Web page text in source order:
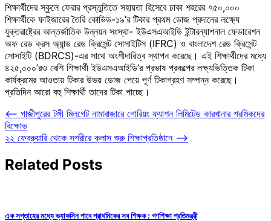
শিক্ষার্থীদের স্কুলে ফেরার প্রস্তুতিতে সহায়তা হিসেবে ঢাকা শহরের ৭৫০,০০০
শিক্ষার্থীকে ফাইজারের তৈরি কোভিড-১৯’র টিকার প্রথম ডোজ প্রদানের লক্ষ্যে
যুক্তরাষ্ট্রের আন্তর্জাতিক উন্নয়ন সংস্থা- ইউএসএআইডি ইন্টারন্যাশনাল ফেডারেশন
অফ রেড ক্রস অ্যান্ড রেড ক্রিসেন্ট সোসাইটিস (IFRC) ও বাংলাদেশ রেড ক্রিসেন্ট
সোসাইটি (BDRCS)-এর সাথে অংশীদারিত্ব স্থাপন করেছে। এই শিক্ষার্থীদের মধ্যে
৪২৫,০০০’রও বেশি শিক্ষার্থী ইউএসএআইডি’র প্রভাষ প্রকল্পের লক্ষ্যভিত্তিক টিকা
কার্যক্রমের আওতায় টিকার উভয় ডোজ পেয়ে পূর্ণ টিকাগ্রহণ সম্পন্ন করেছে।
প্রতিদিন আরো বহু শিক্ষার্থী তাদের টিকা পাচ্ছে।
Post
navigation
⟵ গাজীপুরের টঙ্গী মিলগেট নামাবাজারে গোরিয়ং ফ্যাশন লিমিটেড কারখানার শ্রমিকদের
বিক্ষোভ
২২ ফেব্রুয়ারি থেকে সশরীরে ক্লাস শুরু শিক্ষাপ্রতিষ্ঠানে ⟶
Related Posts
এক সপ্তাহের মধ্যে ভ্যাকসিন পাবে প্রাথমিকের সব শিক্ষক : গণশিক্ষা প্রতিমন্ত্রী